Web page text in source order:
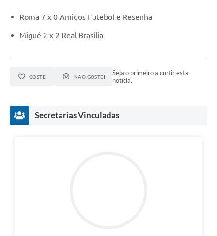
Roma 7 x 0 Amigos Futebol e Resenha
Migué 2 x 2 Real Brasília
GOSTEI NÃO GOSTEI
Seja o primeiro a curtir esta
notícia.
Secretarias Vinculadas